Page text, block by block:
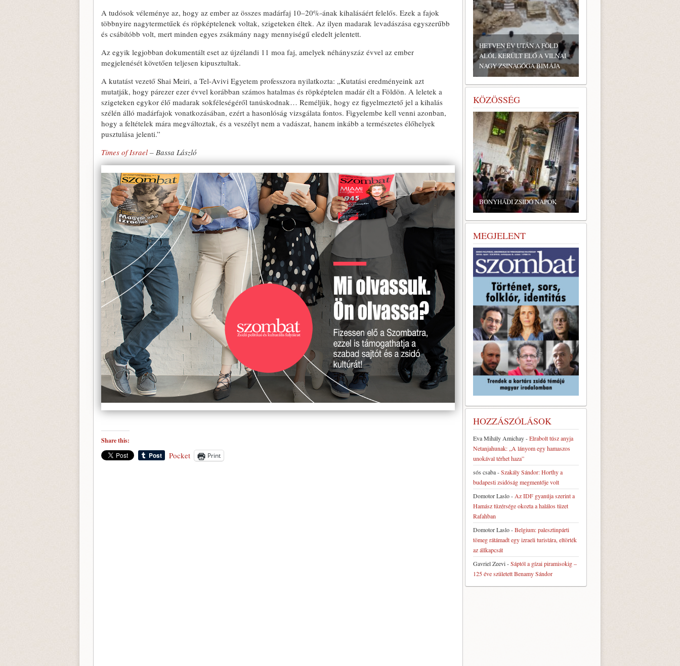
A tudósok véleménye az, hogy az ember az összes madárfaj 10–20%-ának kihalásáért felelős. Ezek a fajok
többnyire nagytermetűek és röpképtelenek voltak, szigeteken éltek. Az ilyen madarak levadászása egyszerűbb
és csábítóbb volt, mert minden egyes zsákmány nagy mennyiségű eledelt jelentett.
Az egyik legjobban dokumentált eset az újzélandi 11 moa faj, amelyek néhányszáz évvel az ember
megjelenését követően teljesen kipusztultak.
A kutatást vezető Shai Meiri, a Tel-Avivi Egyetem professzora nyilatkozta: „Kutatási eredményeink azt
mutatják, hogy párezer ezer évvel korábban számos hatalmas és röpképtelen madár élt a Földön. A leletek a
szigeteken egykor élő madarak sokféleségéről tanúskodnak… Reméljük, hogy ez figyelmeztető jel a kihalás
szélén álló madárfajok vonatkozásában, ezért a hasonlóság vizsgálata fontos. Figyelembe kell venni azonban,
hogy a feltételek mára megváltoztak, és a veszélyt nem a vadászat, hanem inkább a természetes élőhelyek
pusztulása jelenti.”
Times of Israel – Bassa László
Share this:
Pocket Print
HETVEN ÉV UTÁN A FÖLD
ALÓL KERÜLT ELŐ A VILNAI
NAGY ZSINAGÓGA BIMÁJA
KÖZÖSSÉG
BONYHÁDI ZSIDÓ NAPOK
ZSIDÓ GASZTRONÓMIAI
TALÁLKOZÓ A BONYHÁDI
ZSINAGÓGÁBAN
MEGJELENT
HOZZÁSZÓLÁSOK
Eva Mihály Amichay-Elrabolt túsz anyja
Netanjahunak: „A lányom egy hamaszos
unokával térhet haza”
sós csaba-Szakály Sándor: Horthy a
budapesti zsidóság megmentője volt
Domotor Laslo- Az IDF gyanúja szerint a
Hamász tüzérsége okozta a halálos tüzet
Rafahban
Domotor Laslo-Belgium: palesztinpárti
tömeg rátámadt egy izraeli turistára, eltörték
az állkapcsát
Gavriel Zeevi-Sáptól a gízai piramisokig –
125 éve született Benamy Sándor